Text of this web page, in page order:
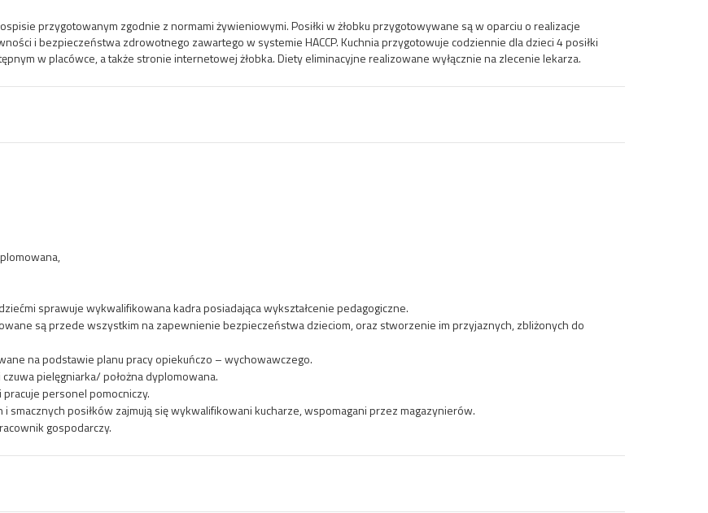
przygotowanym zgodnie z normami żywieniowymi. Posiłki w żłobku przygotowywane są w oparciu o realizacje
i bezpieczeństwa zdrowotnego zawartego w systemie HACCP. Kuchnia przygotowuje codziennie dla dzieci 4 posiłki
w placówce, a także stronie internetowej żłobka. Diety eliminacyjne realizowane wyłącznie na zlecenie lekarza.
sprawuje wykwalifikowana kadra posiadająca wykształcenie pedagogiczne.
są przede wszystkim na zapewnienie bezpieczeństwa dzieciom, oraz stworzenie im przyjaznych, zbliżonych do
na podstawie planu pracy opiekuńczo – wychowawczego.
pielęgniarka/ położna dyplomowana.
personel pomocniczy.
smacznych posiłków zajmują się wykwalifikowani kucharze, wspomagani przez magazynierów.
gospodarczy.